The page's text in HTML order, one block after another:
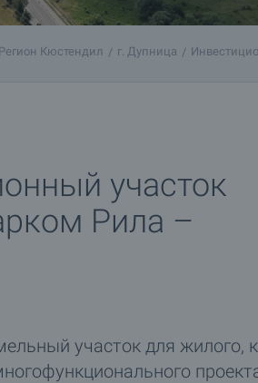
Регион Кюстендил г. Дупница
участок
Рила –
участок для жилого,